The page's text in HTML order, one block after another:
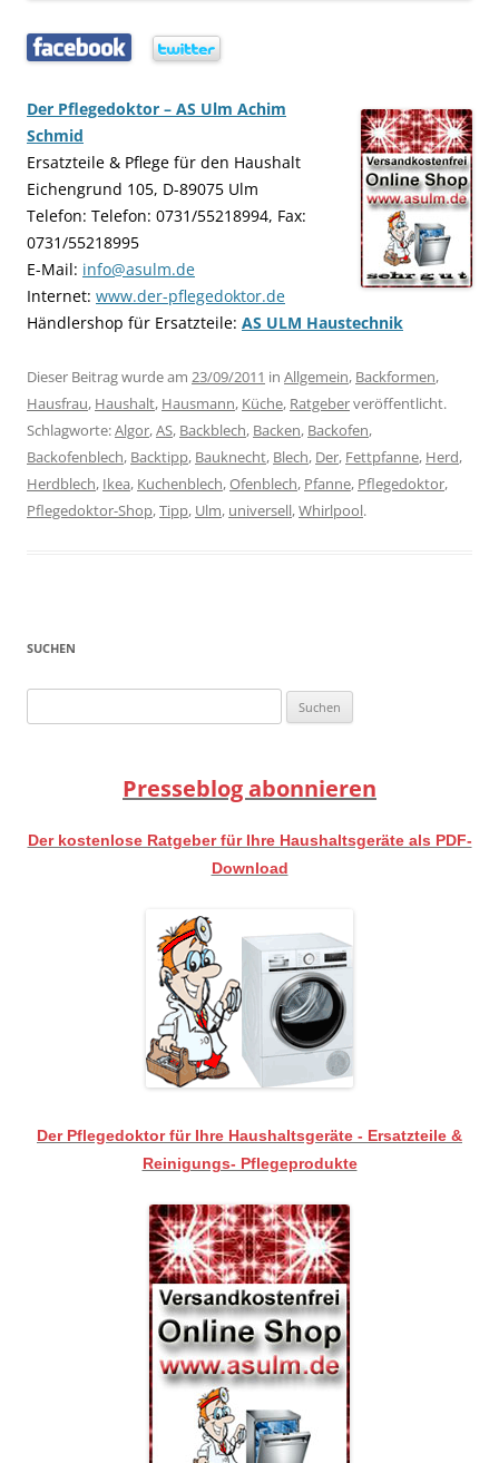
Der Pflegedoktor – AS Ulm Achim
Schmid
Ersatzteile & Pflege für den Haushalt
Eichengrund 105, D-89075 Ulm
Telefon: Telefon: 0731/55218994, Fax:
0731/55218995
E-Mail: info@asulm.de
Internet: www.der-pflegedoktor.de
Händlershop für Ersatzteile: AS ULM Haustechnik
Dieser Beitrag wurde am 23/09/2011 in Allgemein, Backformen,
Hausfrau, Haushalt, Hausmann, Küche, Ratgeberveröffentlicht.
Schlagworte:Algor,AS, Backblech, Backen, Backofen,
Backofenblech, Backtipp, Bauknecht, Blech, Der, Fettpfanne, Herd,
Herdblech, Ikea, Kuchenblech,Ofenblech, Pfanne, Pflegedoktor,
Pflegedoktor-Shop,Tipp, Ulm, universell,Whirlpool.
SUCHEN
nach:
Presseblog abonnieren
Der kostenlose Ratgeber für Ihre Haushaltsgeräte als PDF-
Download
Der Pflegedoktor für Ihre Haushaltsgeräte - Ersatzteile &
Reinigungs- Pflegeprodukte